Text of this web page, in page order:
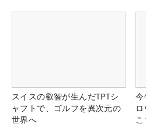
スイスの叡智が生んだTPTシ
ャフトで、ゴルフを異次元の
世界へ
今
こ